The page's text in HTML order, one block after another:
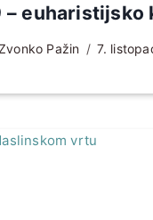
– euharistijsko
Pažin 7.